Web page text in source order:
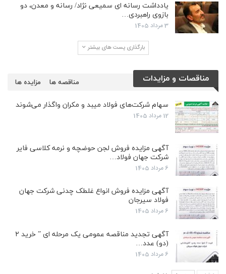
یادداشت رسانه ای سمیعی نژاد/ رسانه و معدن، دو
بازوی راهبردی…
3 مرداد 1405
بارگذاری پست های بیشتر
مناقصات و مزایدات مزایده ها مناقصه ها
سهام شرکت‌های فولاد میبد و مکران واگذار می‌شوند
12 مرداد 1405
آگهی مزایده فروش لجن حوضچه و نرمه کلاسی فایر
شرکت جهان فولاد…
6 مرداد 1405
آگهی مزایده فروش انواع غلطک چدنی شرکت جهان
فولاد سیرجان
6 مرداد 1405
آگهی تجدید مناقصه عمومی یک مرحله ای ” خرید ۲
(دو) عدد…
6 مرداد 1405